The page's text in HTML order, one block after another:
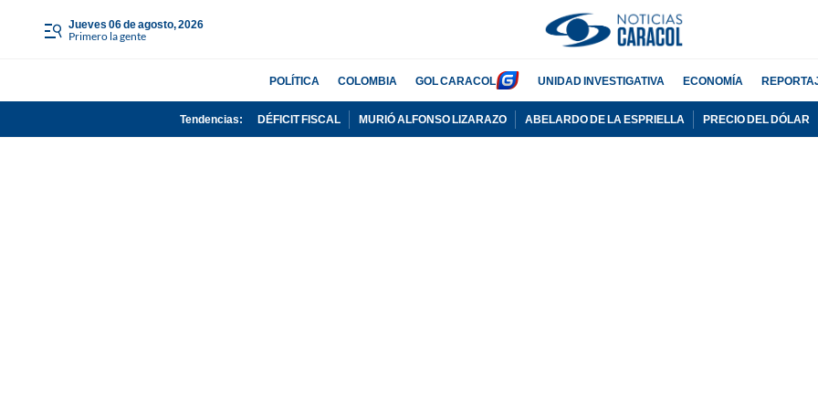
jueves 06 de agosto, 2026
Primero la gente
POLÍTICA COLOMBIA GOL CARACOL UNIDAD INVESTIGATIVA ECONOMÍA
Tendencias: DÉFICIT FISCAL MURIÓ ALFONSO LIZARAZO ABELARDO DE LA ESPRIELLA PRECIO DEL DÓLAR